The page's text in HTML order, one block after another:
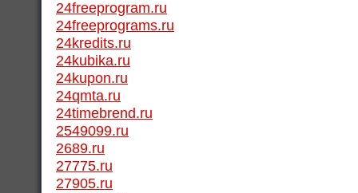
24freeprogram.ru
24freeprograms.ru
24kredits.ru
24kubika.ru
24kupon.ru
24qmta.ru
24timebrend.ru
2549099.ru
2689.ru
27775.ru
27905.ru